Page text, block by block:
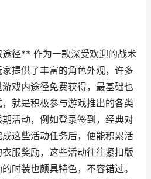
径** 作为一款深受欢迎的战术
提供了丰富的角色外观，许多
戏内途径免费获得，最基础也
就是积极参与游戏推出的各类
活动，例如登录签到，经典对
这些活动任务后，便能积累活
服奖励，这些活动往往紧扣版
时装也颇具特色，不容错过。